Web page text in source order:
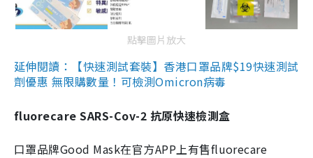
點擊圖片放大
延伸閱讀：【快速測試套裝】香港口罩品牌$19快速測試
劑優惠 無限購數量！可檢測Omicron病毒
fluorecare SARS-Cov-2 抗原快速檢測盒
口罩品牌Good Mask在官方APP上有售fluorecare